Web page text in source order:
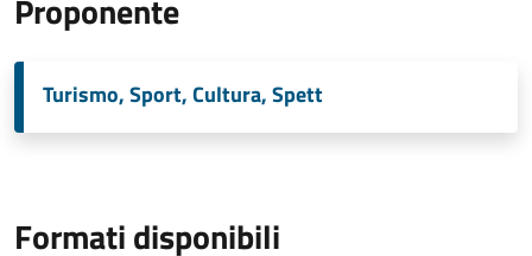
Proponente
Turismo, Sport, Cultura, Spett
Formati disponibili